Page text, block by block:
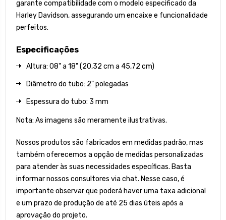
garante compatibilidade com o modelo especificado da
Harley Davidson, assegurando um encaixe e funcionalidade
perfeitos.
Especificações
Altura: 08" a 18" (20,32 cm a 45,72 cm)
Diâmetro do tubo: 2" polegadas
Espessura do tubo: 3 mm
Nota: As imagens são meramente ilustrativas.
Nossos produtos são fabricados em medidas padrão, mas
também oferecemos a opção de medidas personalizadas
para atender às suas necessidades específicas. Basta
informar nossos consultores via chat. Nesse caso, é
importante observar que poderá haver uma taxa adicional
e um prazo de produção de até 25 dias úteis após a
aprovação do projeto.